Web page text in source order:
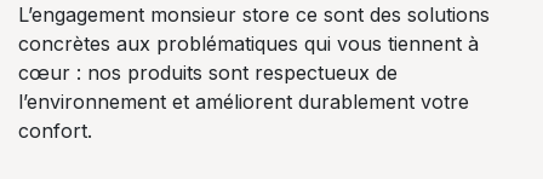
L’engagement monsieur store ce sont des solutions
concrètes aux problématiques qui vous tiennent à
cœur : nos produits sont respectueux de
l’environnement et améliorent durablement votre
confort.